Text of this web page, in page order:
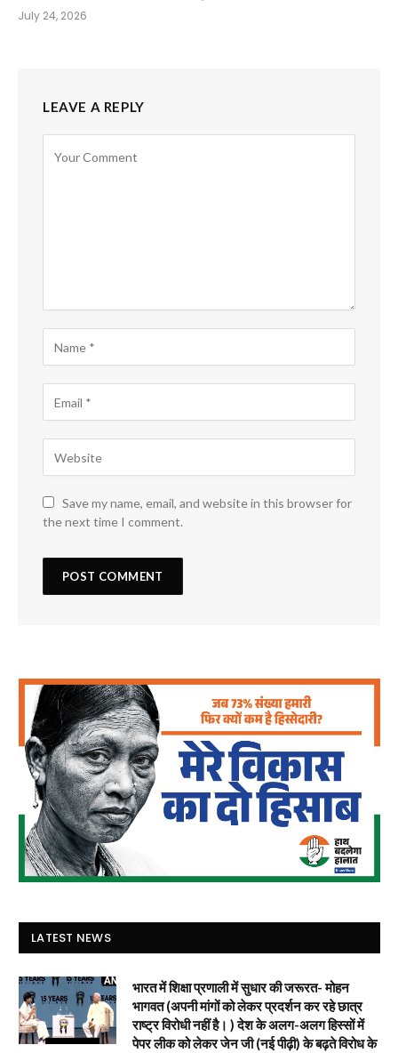
July 24, 2026
LEAVE A REPLY
Save my name, email, and website in this browser for
the next time I comment.
LATEST NEWS
भारत में शिक्षा प्रणाली में सुधार की जरूरत- मोहन
भागवत (अपनी मांगों को लेकर प्रदर्शन कर रहे छात्र
राष्ट्र विरोधी नहीं है। ) देश के अलग-अलग हिस्सों में
पेपर लीक को लेकर जेन जी (नई पीढ़ी) के बढ़ते विरोध के